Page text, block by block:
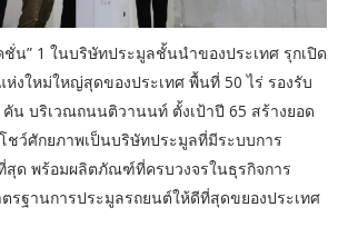
ชั่น” 1 ในบริษัทประมูลชั้นนำของประเทศ รุกเปิด
งใหม่ใหญ่สุดของประเทศ พื้นที่ 50 ไร่ รองรับ
คัน บริเวณถนนติวานนท์ ตั้งเป้าปี 65 สร้างยอด
ชว์ศักยภาพเป็นบริษัทประมูลที่มีระบบการ
ด พร้อมผลิตภัณฑ์ที่ครบวงจรในธุรกิจการ
รฐานการประมูลรถยนต์ให้ดีที่สุดขยองประเทศ